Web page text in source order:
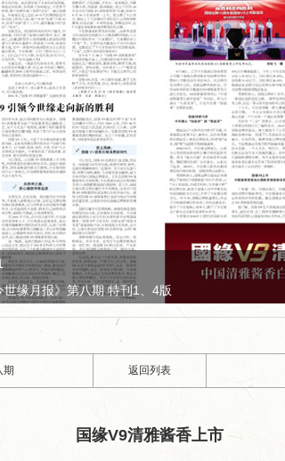
缘月报》第八期 特刊2、3版
期 返回列表
国缘V9清雅酱香上市